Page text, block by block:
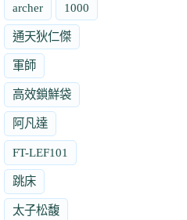
archer 1000
通天狄仁傑
軍師
高效鎖鮮袋
阿凡達
FT-LEF101
跳床
太子松馥